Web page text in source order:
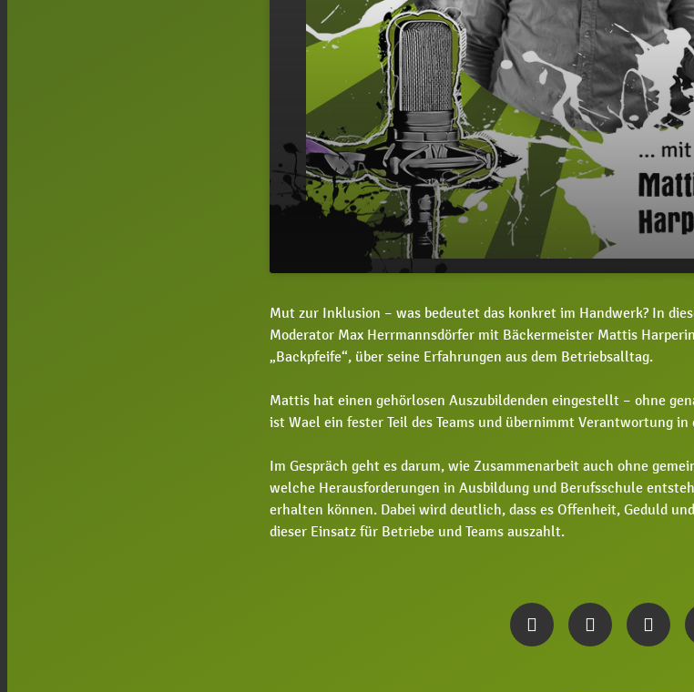
play_arrow Handwerk gelingen?
00:00
Mut zur Inklusion – was bedeutet das konkret im Handwerk? In
Moderator Max Herrmannsdörfer mit Bäckermeister Mattis
„Backpfeife“, über seine Erfahrungen aus dem Betriebsalltag.
Mattis hat einen gehörlosen Auszubildenden eingestellt – ohne
ist Wael ein fester Teil des Teams und übernimmt Verantwortung in
Im Gespräch geht es darum, wie Zusammenarbeit auch ohne
welche Herausforderungen in Ausbildung und Berufsschule
erhalten können. Dabei wird deutlich, dass es Offenheit, Geduld
dieser Einsatz für Betriebe und Teams auszahlt.